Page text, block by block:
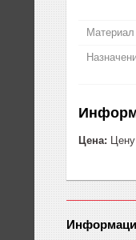
Материал
Цена: